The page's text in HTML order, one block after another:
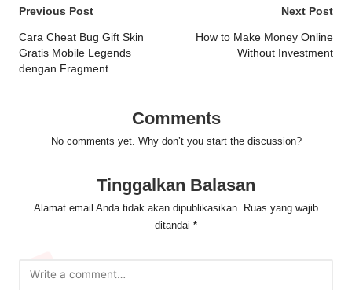
Post
navigation
Previous Post
Cara Cheat Bug Gift Skin
Gratis Mobile Legends
dengan Fragment
Next Post
How to Make Money Online
Without Investment
Comments
No comments yet. Why don’t you start the discussion?
Tinggalkan Balasan
Alamat email Anda tidak akan dipublikasikan.
Ruas yang wajib
ditandai *